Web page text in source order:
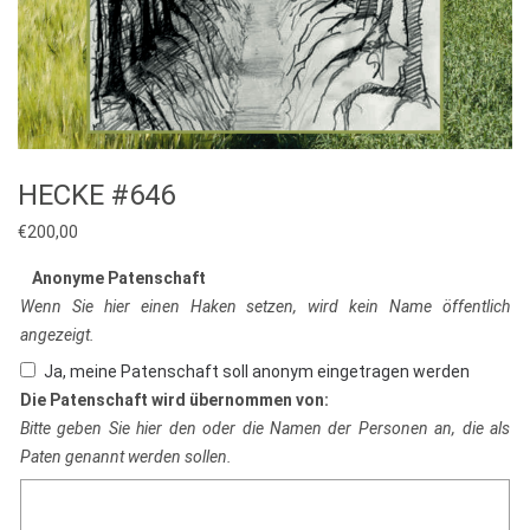
HECKE #646
€200,00
Anonyme Patenschaft
Wenn Sie hier einen Haken setzen, wird kein Name öffentlich
angezeigt.
Ja, meine Patenschaft soll anonym eingetragen werden
Die Patenschaft wird übernommen von:
Bitte geben Sie hier den oder die Namen der Personen an, die als
Paten genannt werden sollen.